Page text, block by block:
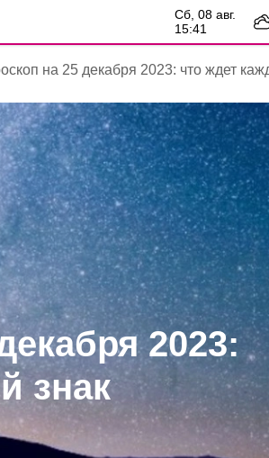
сб, 08 авг.
15:41
на 25 декабря 2023: что ждет
2023:
знак